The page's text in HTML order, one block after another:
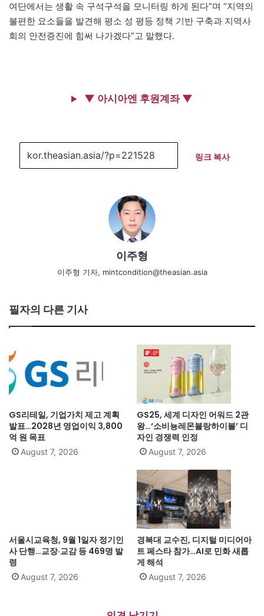
여단에서는 생활 속 구석구석을 모니터링 하게 된다”며 “지역의
불편한 요소들을 발견해 평소 성 평등 정책 기반 구축과 지역사
회의 안전증진에 힘써 나가겠다”고 말했다.
▼ 아시아엔 후원계좌 ▼
링크 복사
이주형
이주형 기자, mintcondition@theasian.asia
필자의 다른 기사
GS리테일, 기업가치 제고 계획
발표…2028년 영업이익 3,800
억 원 목표
August 7, 2026
GS25, 세계 디자인 어워드 2관
왕…‘소비뇽레몬블랑하이볼’ 디
자인 경쟁력 인정
August 7, 2026
서울시교육청, 9월 1일자 정기인
사 단행…교장·교감 등 469명 발
령
August 7, 2026
경복대 교수진, 디지털 미디어아
트 페스타 참가…AI로 민화 새롭
게 해석
August 7, 2026